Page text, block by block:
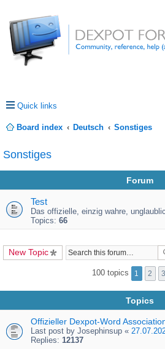
Quick links
Board index Deutsch
Sonstiges
Sonstiges
Forum
Test
Das offizielle, einzig wahre,
Topics: 66
New Topic
100 topics 1 2 3
Topics
Offizieller Dexpot-Word
Last post by Josephinsup «
Replies: 12137